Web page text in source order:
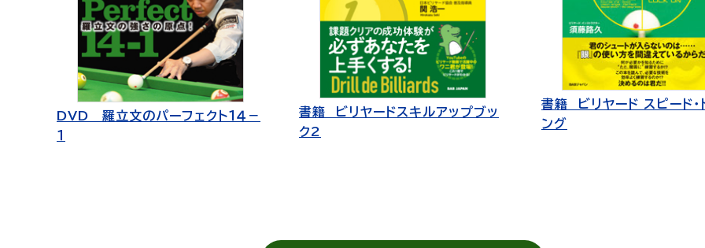
DVD 羅立文のパーフェクト１４－
１
書籍 ビリヤードスキルアップブッ
ク2
書籍 ビリヤード スピード・
ング